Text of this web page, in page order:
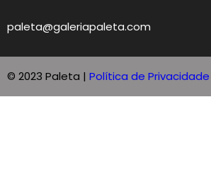
paleta@galeriapaleta.com
© 2023 Paleta | Política de Privacidade